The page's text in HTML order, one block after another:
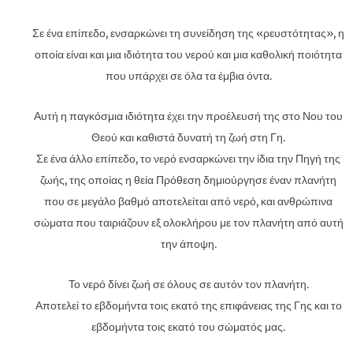
Σε ένα επίπεδο, ενσαρκώνει τη συνείδηση ​​της «ρευστότητας», η
οποία είναι και μια ιδιότητα του νερού και μια καθολική ποιότητα
που υπάρχει σε όλα τα έμβια όντα.
Αυτή η παγκόσμια ιδιότητα έχει την προέλευσή της στο Νου του
Θεού και καθιστά δυνατή τη ζωή στη Γη.
Σε ένα άλλο επίπεδο, το νερό ενσαρκώνει την ίδια την Πηγή της
ζωής, της οποίας η θεία Πρόθεση δημιούργησε έναν πλανήτη
που σε μεγάλο βαθμό αποτελείται από νερό, και ανθρώπινα
σώματα που ταιριάζουν εξ ολοκλήρου με τον πλανήτη από αυτή
την άποψη.
Το νερό δίνει ζωή σε όλους σε αυτόν τον πλανήτη.
Αποτελεί το εβδομήντα τοις εκατό της επιφάνειας της Γης και το
εβδομήντα τοις εκατό του σώματός μας.